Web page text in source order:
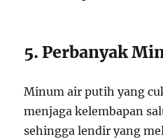
5. Perbanyak
Minum air putih yang
menjaga kelembapan
sehingga lendir yang